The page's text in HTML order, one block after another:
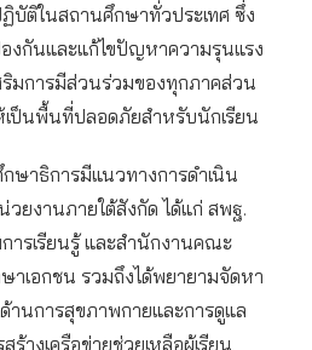
บัติในสถานศึกษาทั่วประเทศ ซึ่ง
องกันและแก้ไขปัญหาความรุนแรง
มการมีส่วนร่วมของทุกภาคส่วน
เป็นพื้นที่ปลอดภัยสำหรับนักเรียน
ษาธิการมีแนวทางการดำเนิน
ยงานภายใต้สังกัด ได้แก่ สพฐ.
ารเรียนรู้ และสำนักงานคณะ
าเอกชน รวมถึงได้พยายามจัดหา
านการสุขภาพกายและการดูแล
างเครือข่ายช่วยเหลือผู้เรียน